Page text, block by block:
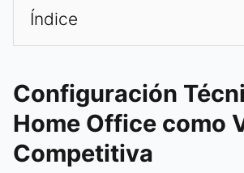
Índice
Configuración
Home Office como
Competitiva